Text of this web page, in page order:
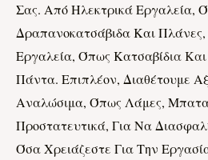
Σας. Από Ηλεκτρικά Εργαλεία,
Δραπανοκατσάβιδα Και Πλάνες,
Εργαλεία, Όπως ΚατσαβίδΙα Και
Πάντα. Επιπλέον, Διαθέτουμε
Αναλώσιμα, Όπως Λάμες,
Προστατευτικά, Για Να
Όσα Χρειάζεστε Για Την